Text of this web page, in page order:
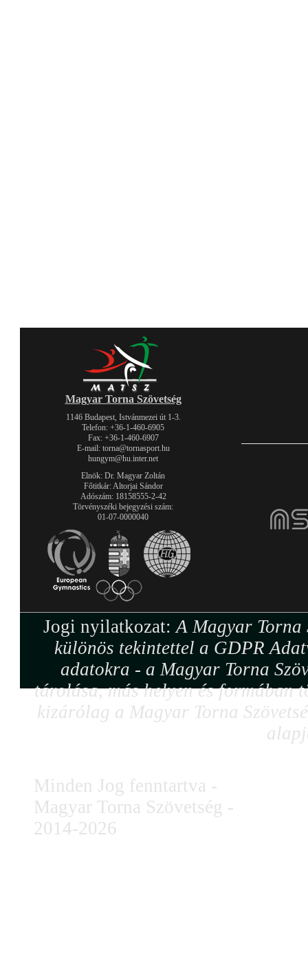
Magyar Torna Szövetség
1146 Budapest, Istvánmezei út 1-3.
Telefon: +36-1-460-6905
Fax: +36-1-460-6907
E-mail: torna@tornasport.hu
hungym@hu.inter.net
Elnök: Dr. Magyar Zoltán
Főtitkár: Altorjai Sándor
Adószám: 18158555-2-42
Törvényszéki bejegyzési szám:
01-07-0000040
Jogi nyilatkozat:A Magyar Torna
különös tekintettel a GDPR
adatokra - a Magyar Torna
tárolása, más helyen és formában
kizárólag a Magyar Torna
Minden Jog fenntartva -
Magyar Torna Szövetség -
2014-2026